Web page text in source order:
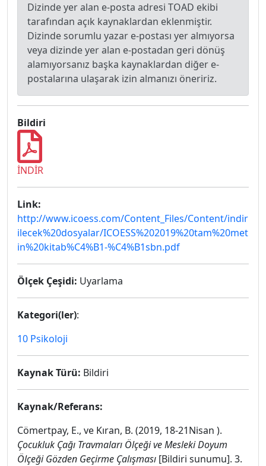
Dizinde yer alan e-posta adresi TOAD ekibi
tarafından açık kaynaklardan eklenmiştir.
Dizinde sorumlu yazar e-postası yer almıyorsa
veya dizinde yer alan e-postadan geri dönüş
alamıyorsanız başka kaynaklardan diğer e-
postalarına ulaşarak izin almanızı öneririz.
Bildiri
İNDİR
Link:
http://www.icoess.com/Content_Files/Content/indir
ilecek%20dosyalar/ICOESS%202019%20tam%20met
in%20kitab%C4%B1-%C4%B1sbn.pdf
Ölçek Çeşidi: Uyarlama
Kategori(ler):
10 Psikoloji
Kaynak Türü: Bildiri
Kaynak/Referans:
Cömertpay, E., ve Kıran, B. (2019, 18-21Nisan ).
Çocukluk Çağı Travmaları Ölçeği ve Mesleki Doyum
Ölçeği Gözden Geçirme Çalışması [Bildiri sunumu]. 3.